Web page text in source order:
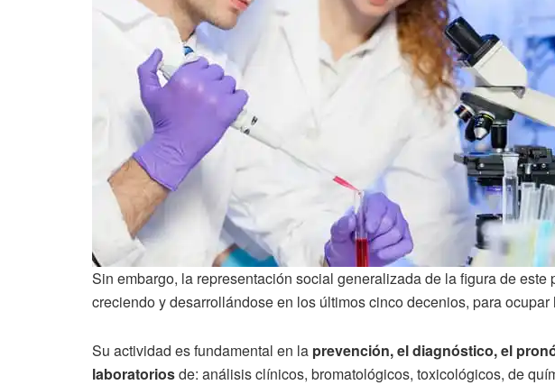
Sin embargo, la representación social generalizada de la figura de
creciendo y desarrollándose en los últimos cinco decenios, para
Su actividad es fundamental en la prevención, el diagnóstico, el
laboratoriosde: análisis clínicos, bromatológicos, toxicológicos, de